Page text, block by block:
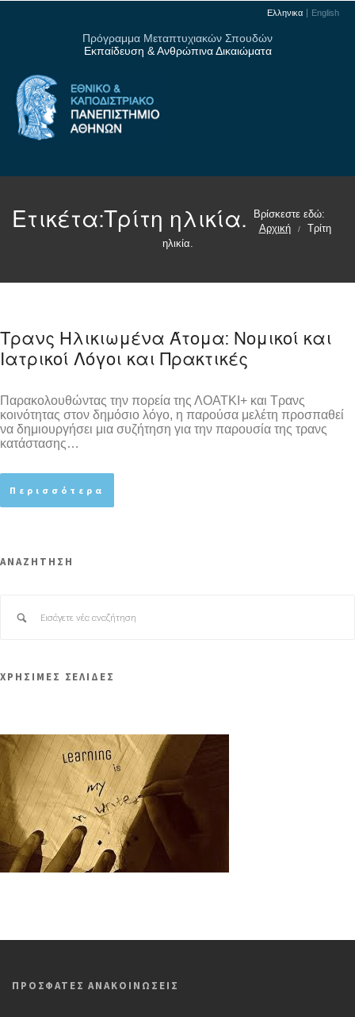
Ελληνικα English
Πρόγραμμα Μεταπτυχιακών Σπουδών
Εκπαίδευση & Ανθρώπινα Δικαιώματα
Ετικέτα:Τρίτη ηλικία.
Βρίσκεστε εδώ:
Αρχική
/
Τρίτη
ηλικία.
Τρανς Ηλικιωμένα Άτομα: Νομικοί και
Ιατρικοί Λόγοι και Πρακτικές
Παρακολουθώντας την πορεία της ΛΟΑΤΚΙ+ και Τρανς
κοινότητας στον δημόσιο λόγο, η παρούσα μελέτη προσπαθεί
να δημιουργήσει μια συζήτηση για την παρουσία της τρανς
κατάστασης…
Περισσότερα
ΑΝΑΖΗΤΗΣΗ
ΧΡΗΣΙΜΕΣ ΣΕΛΙΔΕΣ
ΠΡΟΣΦΑΤΕΣ ΑΝΑΚΟΙΝΩΣΕΙΣ